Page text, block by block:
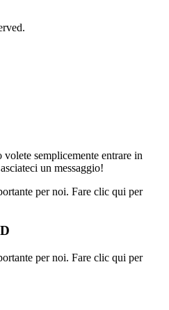
semplicemente entrare in
un messaggio!
per noi. Fare clic qui per
per noi. Fare clic qui per